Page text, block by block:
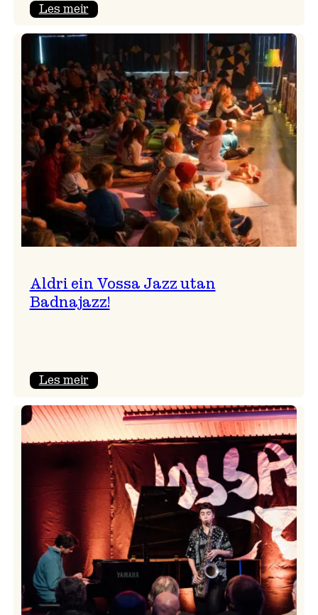
Les meir:
Band
Osasalen
Aldri ein Vossa Jazz utan
Badnajazz!
Les meir:
ein
Vossa
Jazz
utan
Badnajazz!